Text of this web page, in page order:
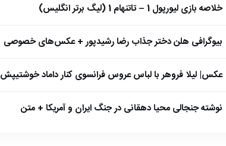
خلاصه بازی لیورپول 1 – تاتنهام 1 (لیگ برتر انگلیس)
بیوگرافی هلن دختر جذاب رضا رشیدپور + عکس‌های خصوصی
عکس| لیلا فروهر با لباس عروس فرانسوی کنار داماد خوشتیپش
نوشته جنجالی محیا دهقانی در جنگ ایران و آمریکا + متن